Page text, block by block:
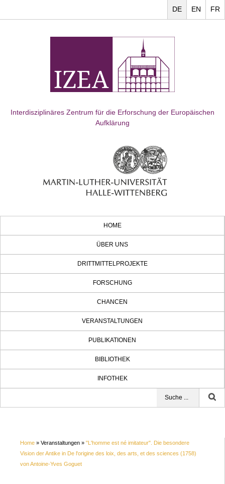
FR
EN
DE
Interdisziplinäres Zentrum für die Erforschung der Europäischen
Aufklärung
HOME
ÜBER UNS
DRITTMITTELPROJEKTE
FORSCHUNG
CHANCEN
VERANSTALTUNGEN
PUBLIKATIONEN
BIBLIOTHEK
INFOTHEK
Home » Veranstaltungen » "L'homme est né imitateur". Die besondere
Vision der Antike in De l'origine des loix, des arts, et des sciences (1758)
von Antoine-Yves Goguet